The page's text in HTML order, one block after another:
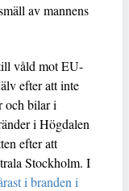
av mannens
våld mot EU-
efter att inte
och bilar i
i Högdalen
efter att
Stockholm. I
i branden i